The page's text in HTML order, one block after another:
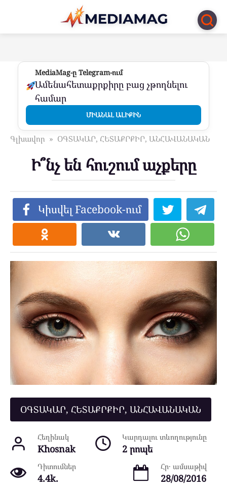
Перейти
контенту
MediaMag-ը Telegram-ում
Ամենահետաքրքիրը բաց չթողնելու
համար
ՄԻԱՆԱԼ ԱԼԻՔԻՆ
Գլխավոր » ՕԳՏԱԿԱՐ, ՀԵՏԱՔՐՔԻՐ, ԱՆՀԱՎԱՆԱԿԱՆ
Ի՞նչ են հուշում աչքերը
Կիսվել Facebook-ում
ՕԳՏԱԿԱՐ, ՀԵՏԱՔՐՔԻՐ, ԱՆՀԱՎԱՆԱԿԱՆ
Հեղինակ
Khosnak
Կարդալու տևողությունը
2 րոպե
Դիտումներ
4.4k.
Հր․ ամսաթիվ
28/08/2016